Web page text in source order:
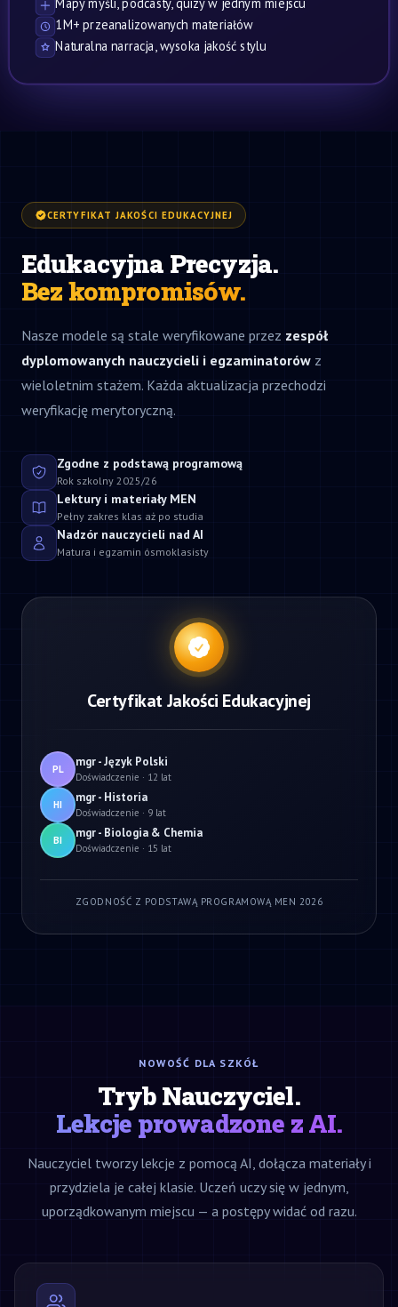
Mapy myśli, podcasty, quizy w jednym miejscu
1M+ przeanalizowanych materiałów
Naturalna narracja, wysoka jakość stylu
CERTYFIKAT JAKOŚCI EDUKACYJNEJ
Edukacyjna Precyzja.
Bez kompromisów.
Nasze modele są stale weryfikowane przez zespół
dyplomowanych nauczycieli i egzaminatorów z
wieloletnim stażem. Każda aktualizacja przechodzi
weryfikację merytoryczną.
Zgodne z podstawą programową
Rok szkolny 2025/26
Lektury i materiały MEN
Pełny zakres klas aż po studia
Nadzór nauczycieli nad AI
Matura i egzamin ósmoklasisty
Certyfikat Jakości Edukacyjnej
PL mgr - Język Polski
Doświadczenie · 12 lat
HI mgr - Historia
Doświadczenie · 9 lat
BI mgr - Biologia & Chemia
Doświadczenie · 15 lat
ZGODNOŚĆ Z PODSTAWĄ PROGRAMOWĄ MEN 2026
NOWOŚĆ DLA SZKÓŁ
Tryb Nauczyciel.
Lekcje prowadzone z AI.
Nauczyciel tworzy lekcje z pomocą AI, dołącza materiały i
przydziela je całej klasie. Uczeń uczy się w jednym,
uporządkowanym miejscu — a postępy widać od razu.